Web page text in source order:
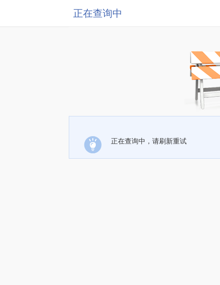
正在查询中
正在查询中，请刷新重试